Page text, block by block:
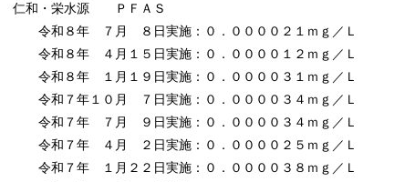
仁和・栄水源 ＰＦＡＳ
令和８年 ７月 ８日実施：０．００００２１ｍｇ／Ｌ
令和８年 ４月１５日実施：０．００００１２ｍｇ／Ｌ
令和８年 １月１９日実施：０．００００３１ｍｇ／Ｌ
令和７年１０月 ７日実施：０．００００３４ｍｇ／Ｌ
令和７年 ７月 ９日実施：０．００００３４ｍｇ／Ｌ
令和７年 ４月 ２日実施：０．００００２５ｍｇ／Ｌ
令和７年 １月２２日実施：０．００００３８ｍｇ／Ｌ